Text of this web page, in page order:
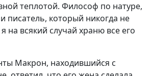
теплотой. Философ по натуре,
писатель, который никогда не
на всякий случай храню все его
Макрон, находившийся с